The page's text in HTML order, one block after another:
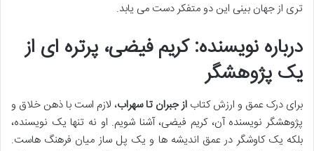
تری از جهان بینی این دو متفکر دست می یابد.
درباره نویسنده: کریم فیضی، پرتره ای از
یک پژوهشگر
برای درک عمق و ارزش کتاب از جبران تا سهراب، لازم است با ذهن خلاق و
پژوهشگر نویسنده آن، کریم فیضی، آشنا شویم. او نه تنها یک نویسنده،
بلکه یک کاوشگر در عمق اندیشه ها و یک پل ساز میان فرهنگ هاست.